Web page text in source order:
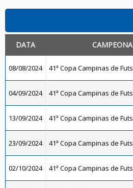
DATA
08/08/2024 41ª Copa Campinas de
04/09/2024 41ª Copa Campinas de
13/09/2024 41ª Copa Campinas de
23/09/2024 41ª Copa Campinas de
02/10/2024 41ª Copa Campinas de